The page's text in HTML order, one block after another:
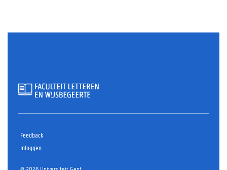
Feedback
Inloggen